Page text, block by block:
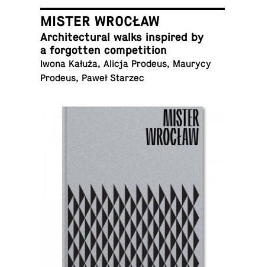
MISTER WROCŁAW
Ar­chi­tec­tural walks in­spired by
a for­got­ten competition
Iwona Kałuża, Alicja Prodeus, Maurycy
Prodeus, Paweł Starzec